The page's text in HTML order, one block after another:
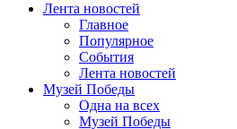
Лента новостей
Главное
Популярное
События
Лента новостей
Музей Победы
Одна на всех
Музей Победы